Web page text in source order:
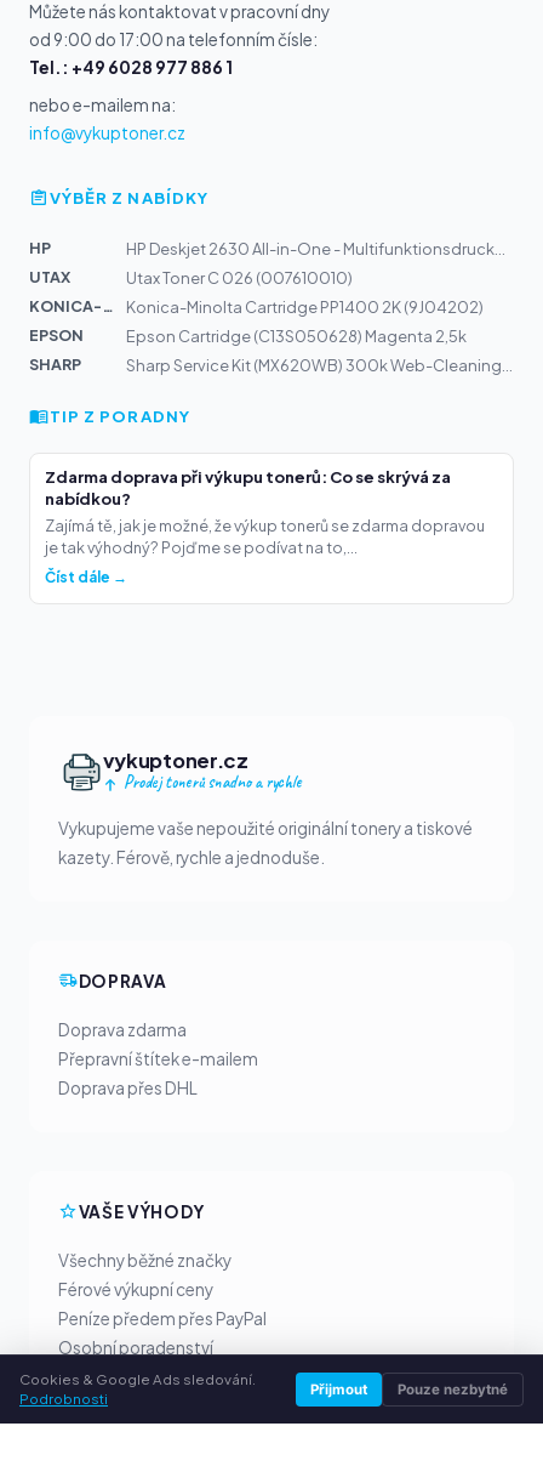
Můžete nás kontaktovat v pracovní dny
od 9:00 do 17:00 na telefonním čísle:
Tel.: +49 6028 977 886 1
nebo e-mailem na:
info@vykuptoner.cz
VÝBĚR Z NABÍDKY
HP
UTAX
Utax Toner C 026 (007610010)
KONICA-MIN...
Konica-Minolta Cartridge PP1400 2K (9J04202)
EPSON
Epson Cartridge (C13S050628) Magenta 2,5k
SHARP
TIP Z PORADNY
Zdarma doprava při výkupu tonerů: Co se skrývá za
nabídkou?
Zajímá tě, jak je možné, že výkup tonerů se zdarma dopravou
je tak výhodný? Pojďme se podívat na to,...
Číst dále →
vykuptoner.cz
Prodej tonerů snadno a rychle
Vykupujeme vaše nepoužité originální tonery a tiskové
kazety. Férově, rychle a jednoduše.
DOPRAVA
Doprava zdarma
Přepravní štítek e-mailem
Doprava přes DHL
VAŠE VÝHODY
Všechny běžné značky
Férové výkupní ceny
Peníze předem přes PayPal
Osobní poradenství
Cookies & Google Ads sledování.
Podrobnosti
Přijmout Pouze nezbytné